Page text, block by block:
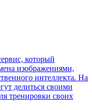
который
изображениями,
интеллекта. На
делиться своими
тренировки своих